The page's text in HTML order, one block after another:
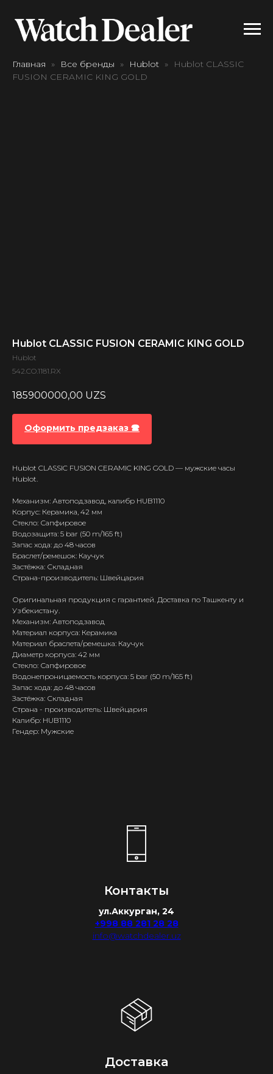
Главная Все бренды Hublot
Hublot CLASSIC
FUSION CERAMIC KING GOLD
Hublot CLASSIC FUSION CERAMIC KING GOLD
Hublot
542.CO.1181.RX
185900000,00 UZS
Оформить предзаказ 🕿
Hublot CLASSIC FUSION CERAMIC KING GOLD — мужские часы
Hublot.
Механизм: Автоподзавод, калибр HUB1110
Корпус: Керамика, 42 мм
Стекло: Сапфировое
Водозащита: 5 bar (50 m/165 ft)
Запас хода: до 48 часов
Браслет/ремешок: Каучук
Застёжка: Складная
Страна-производитель: Швейцария
Оригинальная продукция с гарантией. Доставка по Ташкенту и
Узбекистану.
Механизм: Автоподзавод
Материал корпуса: Керамика
Материал браслета/ремешка: Каучук
Диаметр корпуса: 42 мм
Стекло: Сапфировое
Водонепроницаемость корпуса: 5 bar (50 m/165 ft)
Запас хода: до 48 часов
Застёжка: Складная
Страна - производитель: Швейцария
Калибр: HUB1110
Гендер: Мужские
Контакты
ул.Аккурган, 24
+998 88 281 28 28
info@watchdealer.uz
Доставка